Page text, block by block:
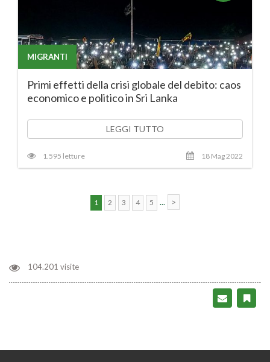
MIGRANTI
Primi effetti della crisi globale del debito: caos
economico e politico in Sri Lanka
LEGGI TUTTO
1.595 letture 18 Mag 2022
1 2 3 4 5 ... >
104.201 visite